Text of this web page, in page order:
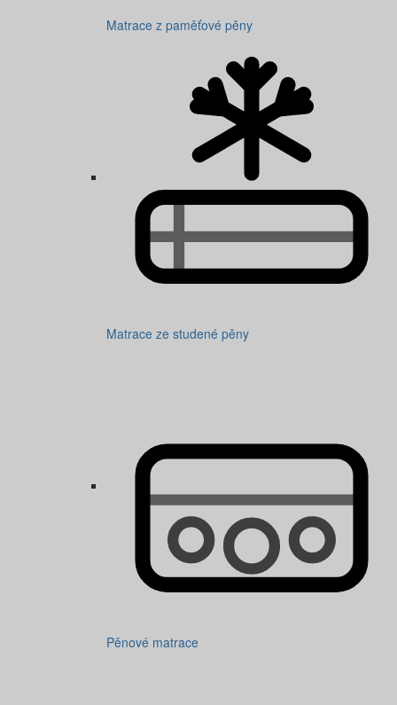
Matrace z paměťové pěny
Matrace ze studené pěny
Pěnové matrace